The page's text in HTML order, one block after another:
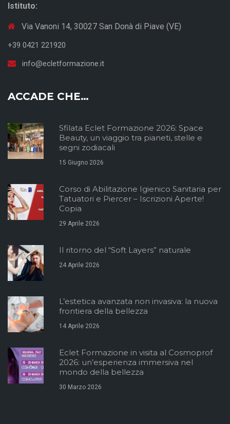
Istituto:
Via Vanoni 14, 30027 San Donà di Piave (VE)
+39 0421 221920
info@ecletformazione.it
ACCADE CHE…
Sfilata Eclet Formazione 2026: Space
Beauty, un viaggio tra pianeti, stelle e
segni zodiacali
15 Giugno 2026
Corso di Abilitazione Igienico Sanitaria per
Tatuatori e Piercer – Iscrizioni Aperte!
Copia
29 Aprile 2026
Il ritorno del “Soft Layers” naturale
24 Aprile 2026
L’estetica avanzata non invasiva: la nuova
frontiera della bellezza
14 Aprile 2026
Eclet Formazione in visita al Cosmoprof
2026: un’esperienza immersiva nel
mondo della bellezza
30 Marzo 2026